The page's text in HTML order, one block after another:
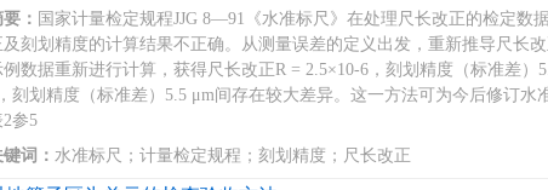
： 国家计量检定规程JJG 8―91《水准标尺》在处理尺长改正的检定数
及刻划精度的计算结果不正确。从测量误差的定义出发，重新推导尺长
例数据重新进行计算，获得尺长改正R = 2.5×10-6，刻划精度（标准差）
刻划精度（标准差）5.5 μm间存在较大差异。这一方法可为今后修订
2参5
词： 水准标尺；计量检定规程；刻划精度；尺长改正